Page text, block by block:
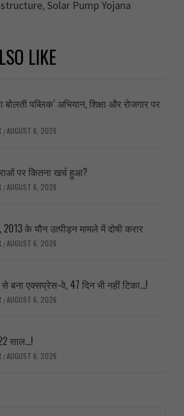
, Solar Pump Yojana
LIKE
पब्लिक’ अभियान, शिक्षा और रोजगार पर
/AUGUST 6, 2026
पर कितना खर्च हुआ?
/AUGUST 6, 2026
के यौन उत्पीड़न मामले में दोषी करार
/AUGUST 6, 2026
बना एक्सप्रेस-वे, 47 दिन भी नहीं टिका…!
/AUGUST 6, 2026
साल…!
/AUGUST 6, 2026